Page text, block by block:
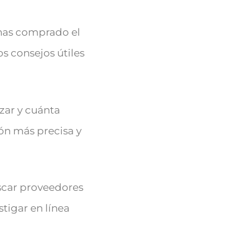
comprado el
consejos útiles
y cuánta
más precisa y
proveedores
en línea